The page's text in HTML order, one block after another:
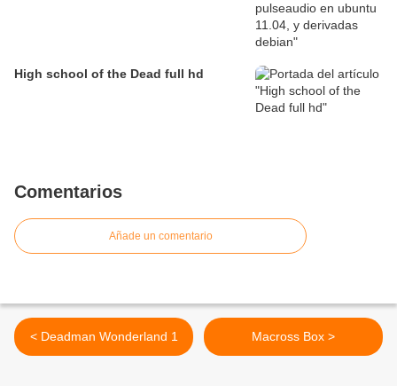
High school of the Dead full hd
Comentarios
Añade un comentario
< Deadman Wonderland 1 Macross Box >